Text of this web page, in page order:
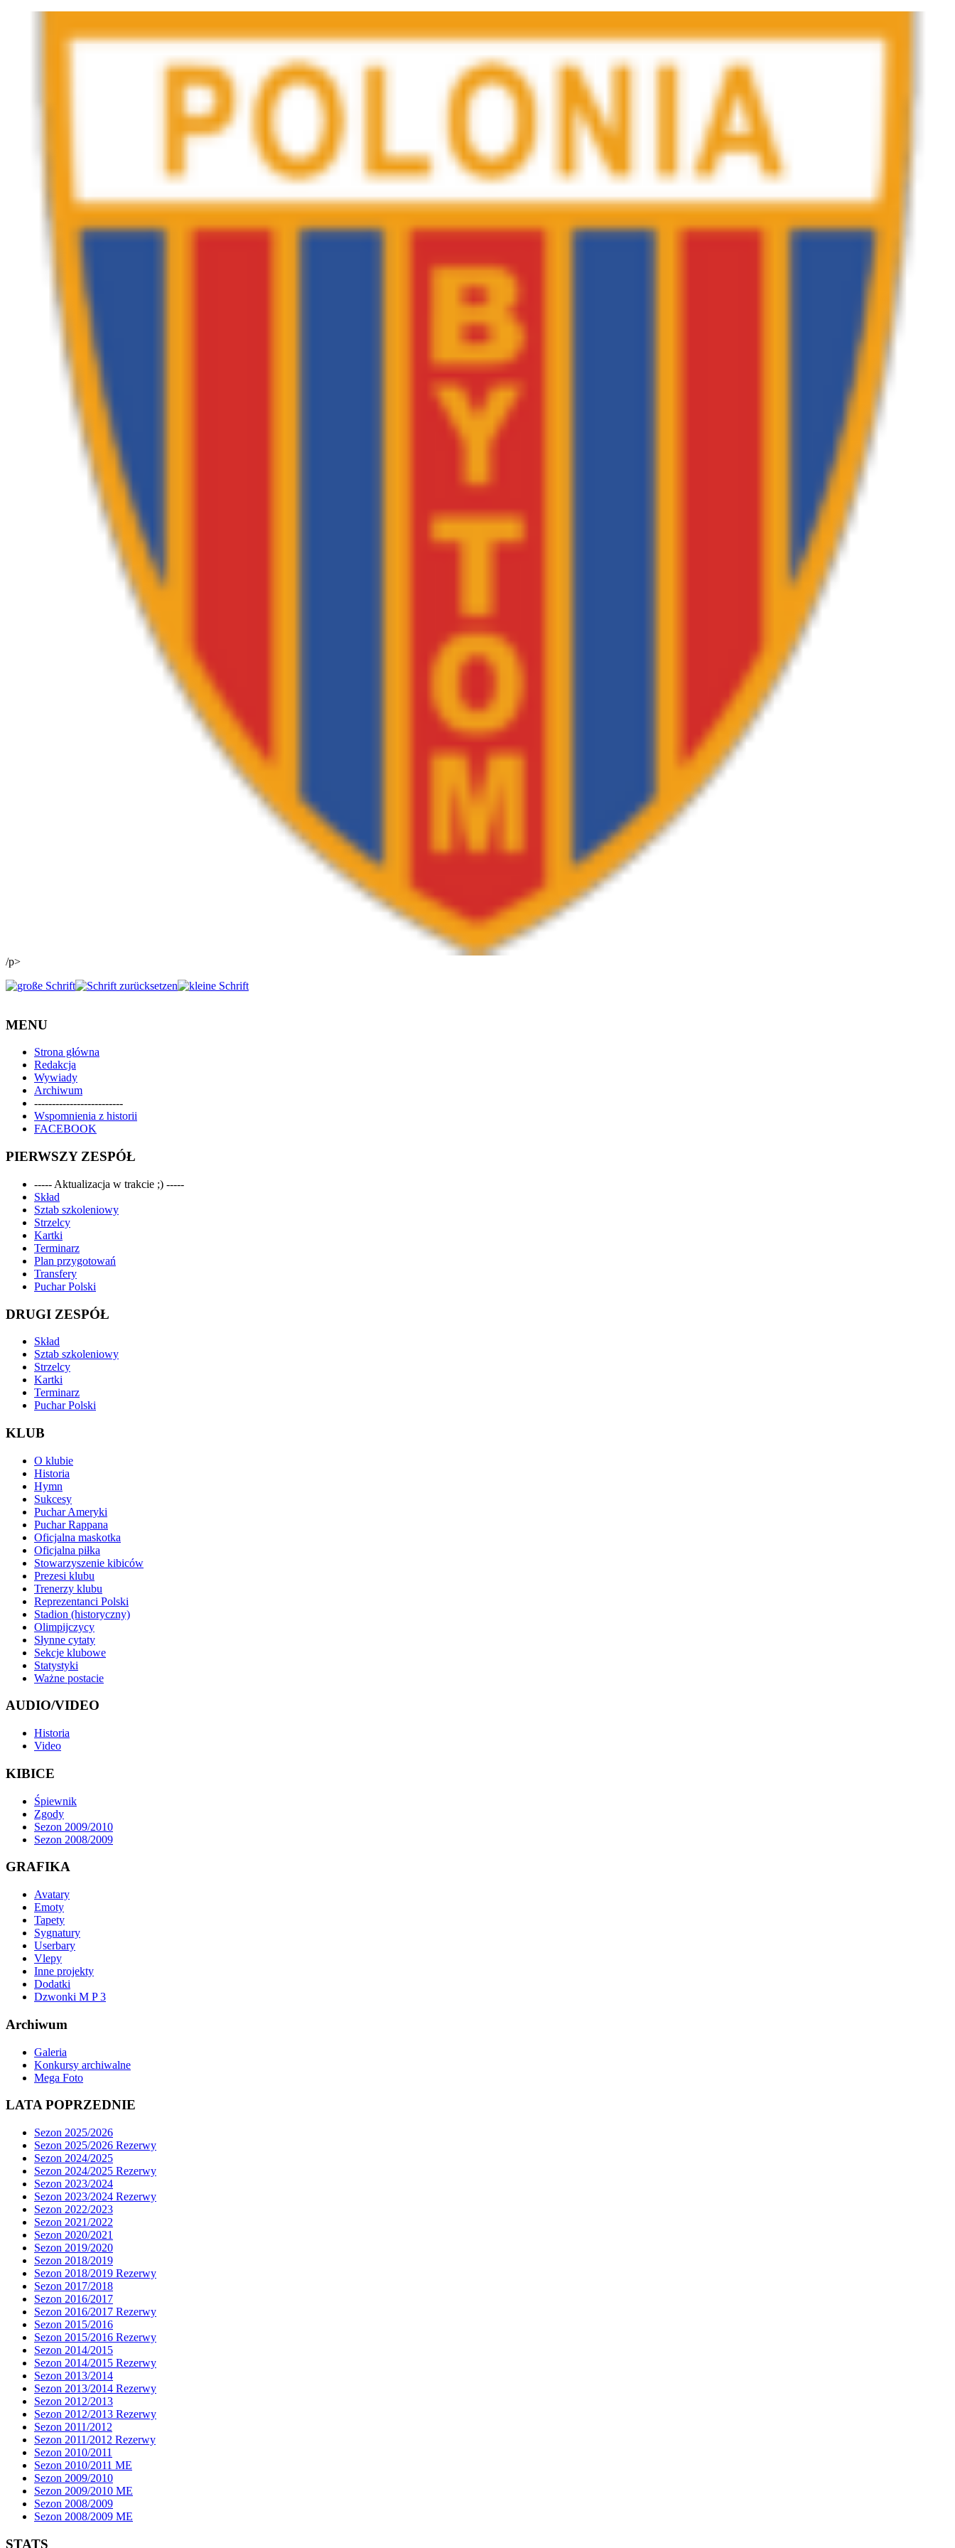
/p>
MENU
Strona główna
Redakcja
Wywiady
Archiwum
-------------------------
Wspomnienia z historii
FACEBOOK
PIERWSZY ZESPÓŁ
----- Aktualizacja w trakcie ;) -----
Skład
Sztab szkoleniowy
Strzelcy
Kartki
Terminarz
Plan przygotowań
Transfery
Puchar Polski
DRUGI ZESPÓŁ
Skład
Sztab szkoleniowy
Strzelcy
Kartki
Terminarz
Puchar Polski
KLUB
O klubie
Historia
Hymn
Sukcesy
Puchar Ameryki
Puchar Rappana
Oficjalna maskotka
Oficjalna piłka
Stowarzyszenie kibiców
Prezesi klubu
Trenerzy klubu
Reprezentanci Polski
Stadion (historyczny)
Olimpijczycy
Słynne cytaty
Sekcje klubowe
Statystyki
Ważne postacie
AUDIO/VIDEO
Historia
Video
KIBICE
Śpiewnik
Zgody
Sezon 2009/2010
Sezon 2008/2009
GRAFIKA
Avatary
Emoty
Tapety
Sygnatury
Userbary
Vlepy
Inne projekty
Dodatki
Dzwonki M P 3
Archiwum
Galeria
Konkursy archiwalne
Mega Foto
LATA POPRZEDNIE
Sezon 2025/2026
Sezon 2025/2026 Rezerwy
Sezon 2024/2025
Sezon 2024/2025 Rezerwy
Sezon 2023/2024
Sezon 2023/2024 Rezerwy
Sezon 2022/2023
Sezon 2021/2022
Sezon 2020/2021
Sezon 2019/2020
Sezon 2018/2019
Sezon 2018/2019 Rezerwy
Sezon 2017/2018
Sezon 2016/2017
Sezon 2016/2017 Rezerwy
Sezon 2015/2016
Sezon 2015/2016 Rezerwy
Sezon 2014/2015
Sezon 2014/2015 Rezerwy
Sezon 2013/2014
Sezon 2013/2014 Rezerwy
Sezon 2012/2013
Sezon 2012/2013 Rezerwy
Sezon 2011/2012
Sezon 2011/2012 Rezerwy
Sezon 2010/2011
Sezon 2010/2011 ME
Sezon 2009/2010
Sezon 2009/2010 ME
Sezon 2008/2009
Sezon 2008/2009 ME
STATS